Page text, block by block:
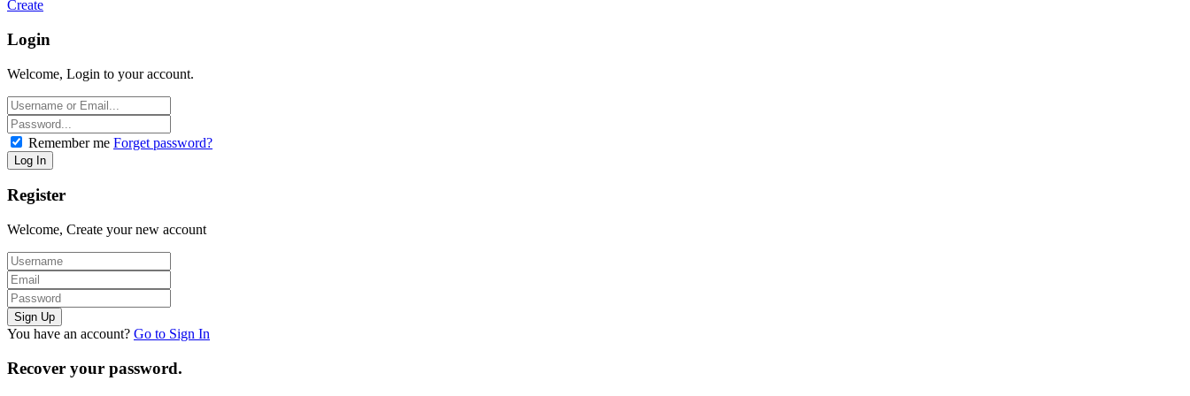
Create
Login
Welcome, Login to your account.
Remember me Forget password?
Register
Welcome, Create your new account
You have an account? Go to Sign In
Recover your password.